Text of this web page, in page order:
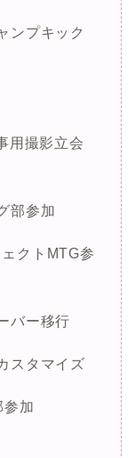
ンプキック
用撮影立会
部参加
クトMTG参
バー移行
スタマイズ
参加